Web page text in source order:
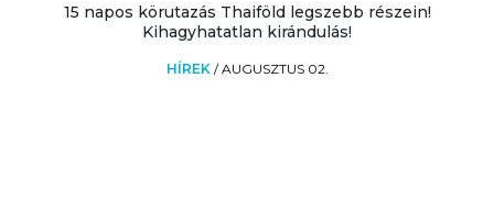
15 napos körutazás Thaiföld legszebb részein!
Kihagyhatatlan kirándulás!
HÍREK /AUGUSZTUS 02.